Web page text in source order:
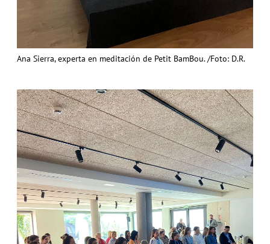
Ana Sierra, experta en meditación de Petit BamBou. /Foto: D.R.